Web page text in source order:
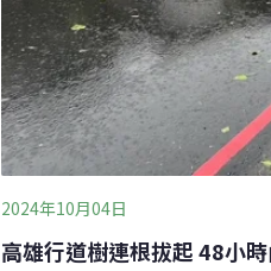
2024年10月04日
高雄行道樹連根拔起 48小